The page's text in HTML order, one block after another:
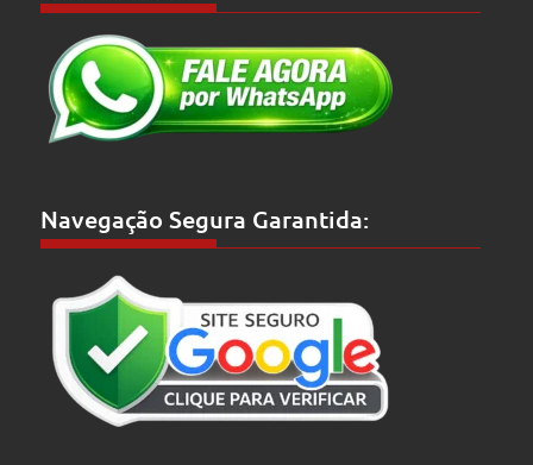
Navegação Segura Garantida: